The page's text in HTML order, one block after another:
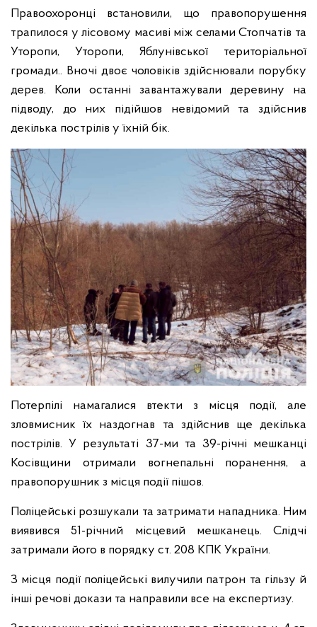
Правоохоронці встановили, що правопорушення
трапилося у лісовому масиві між селами Стопчатів та
Уторопи, Уторопи, Яблунівської територіальної
громади.. Вночі двоє чоловіків здійснювали порубку
дерев. Коли останні завантажували деревину на
підводу, до них підійшов невідомий та здійснив
декілька пострілів у їхній бік.
Потерпілі намагалися втекти з місця події, але
зловмисник їх наздогнав та здійснив ще декілька
пострілів. У результаті 37-ми та 39-річні мешканці
Косівщини отримали вогнепальні поранення, а
правопорушник з місця події пішов.
Поліцейські розшукали та затримати нападника. Ним
виявився 51-річний місцевий мешканець. Слідчі
затримали його в порядку ст. 208 КПК України.
З місця події поліцейські вилучили патрон та гільзу й
інші речові докази та направили все на експертизу.